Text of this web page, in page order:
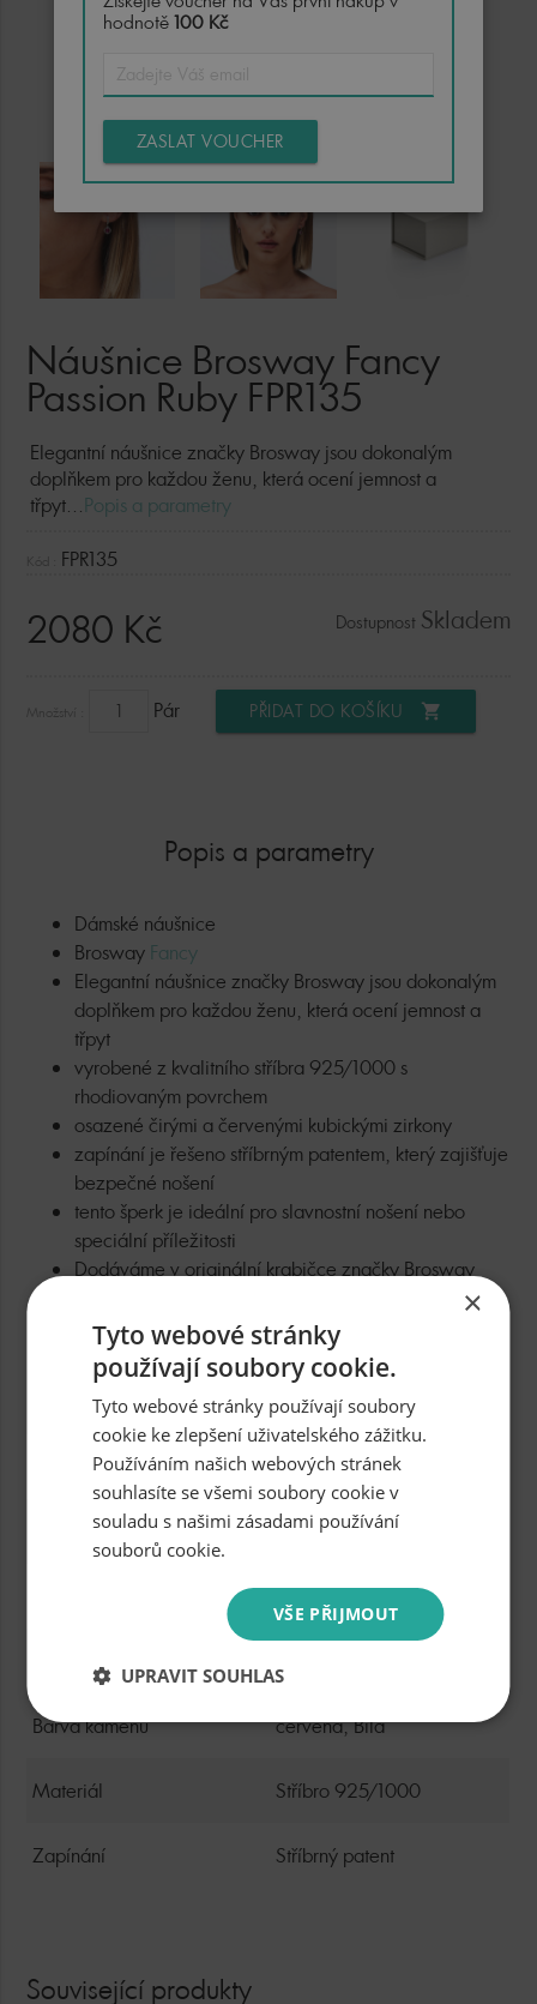
Náušnice Brosway Fancy
Passion Ruby FPR135
Elegantní náušnice značky Brosway jsou dokonalým
doplňkem pro každou ženu, která ocení jemnost a
třpyt...Popis a parametry
FPR135
2080 Kč Dostupnost Skladem
Množství : Pár PŘIDAT DO KOŠÍKU shopping_cart
Popis a parametry
Dámské náušnice
Brosway Fancy
Elegantní náušnice značky Brosway jsou dokonalým
doplňkem pro každou ženu, která ocení jemnost a
třpyt
vyrobené z kvalitního stříbra 925/1000 s
rhodiovaným povrchem
osazené čirými a červenými kubickými zirkony
zapínání je řešeno stříbrným patentem, který zajišťuje
bezpečné nošení
tento šperk je ideální pro slavnostní nošení nebo
speciální příležitosti
Dodáváme v originální krabičce značky Brosway
Parametry produktu
Určeno pro Ženy
Osazení Cubic zirkon
Váha stříbra 2,90g
20mm
Povrchová úprava
Barva kamenů červená, Bílá
Materiál Stříbro 925/1000
Zapínání Stříbrný patent
Související produkty
hodnotě100 Kč
ZASLAT VOUCHER
×
Tyto webové stránky
používají soubory cookie.
Tyto webové stránky používají soubory
cookie ke zlepšení uživatelského zážitku.
Používáním našich webových stránek
souhlasíte se všemi soubory cookie v
souladu s našimi zásadami používání
souborů cookie.
VŠE PŘIJMOUT
UPRAVIT SOUHLAS